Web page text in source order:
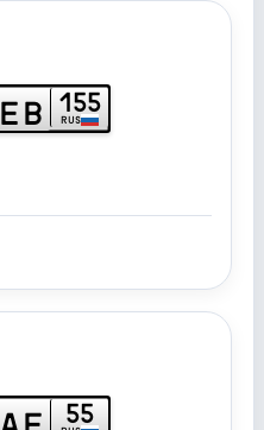
ЕВ 155
RUS
55